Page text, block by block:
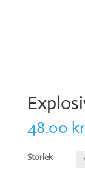
48.00 kr
Storlek